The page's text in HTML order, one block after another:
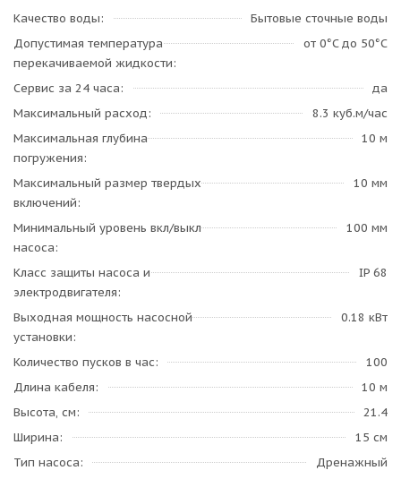
Качество воды
Бытовые сточные воды
Допустимая температура
перекачиваемой жидкости
от 0°C до 50°C
Сервис за 24 часа
да
Максимальный расход
8.3 куб.м/час
Максимальная глубина
погружения
10 м
Максимальный размер твердых
включений
10 мм
Минимальный уровень вкл/выкл
насоса
100 мм
Класс защиты насоса и
электродвигателя
IP 68
Выходная мощность насосной
установки
0.18 кВт
Количество пусков в час
100
Длина кабеля
10 м
Высота, см
21.4
Ширина
15 см
Тип насоса
Дренажный